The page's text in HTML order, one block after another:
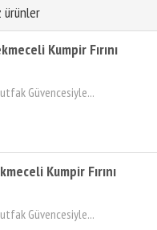
ürünler
Kumpir Fırını
Güvencesiyle...
Kumpir Fırını
Güvencesiyle...